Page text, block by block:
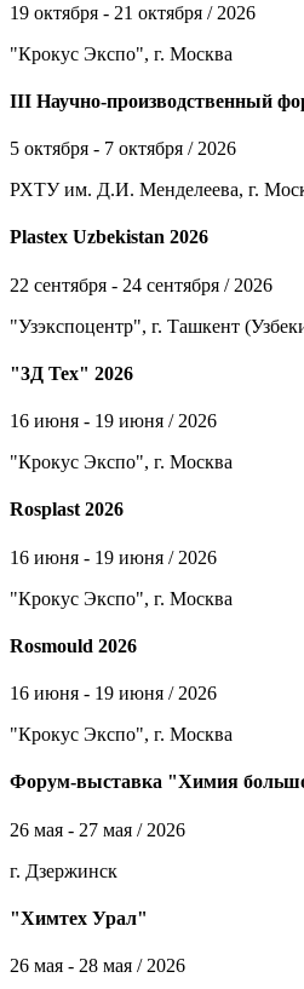
19 октября - 21 октября / 2026
"Крокус Экспо", г. Москва
III Научно-производственный
5 октября - 7 октября / 2026
РХТУ им. Д.И. Менделеева, г.
Plastex Uzbekistan 2026
22 сентября - 24 сентября / 2026
"Узэкспоцентр", г. Ташкент
"3Д Тех" 2026
16 июня - 19 июня / 2026
"Крокус Экспо", г. Москва
Rosplast 2026
16 июня - 19 июня / 2026
"Крокус Экспо", г. Москва
Rosmould 2026
16 июня - 19 июня / 2026
"Крокус Экспо", г. Москва
Форум-выставка "Химия
26 мая - 27 мая / 2026
г. Дзержинск
"Химтех Урал"
26 мая - 28 мая / 2026